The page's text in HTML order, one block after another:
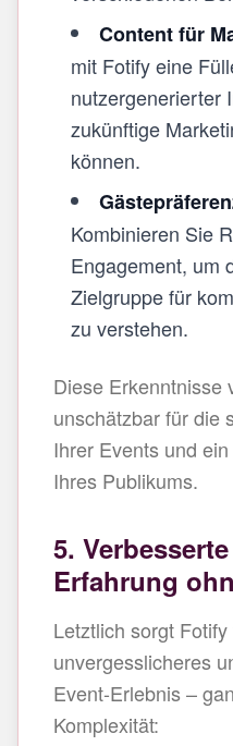
Content für
mit Fotify eine
nutzergenerierter
zukünftige
können.
Kombinieren Sie
Engagement, um
Zielgruppe für
zu verstehen.
Diese Erkenntnisse
unschätzbar für die
Ihrer Events und
Ihres Publikums.
5.
Erfahrung
Letztlich sorgt
unvergesslicheres
Event-Erlebnis –
Komplexität: